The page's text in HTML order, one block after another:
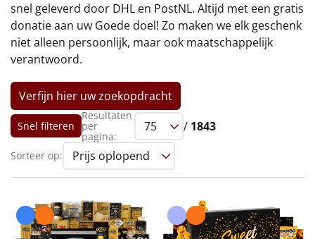
Luxe
Mannen
Vrouwen
Duurzaam
Leuke
Uniek
snel geleverd door DHL en PostNL. Altijd met een gratis
donatie aan uw Goede doel! Zo maken we elk geschenk
niet alleen persoonlijk, maar ook maatschappelijk
verantwoord.
Verfijn hier uw zoekopdracht
Snel filteren
Resultaten
per
pagina:
/ 1843
Sorteer op: